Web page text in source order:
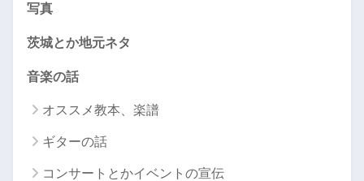
写真
茨城とか地元ネタ
音楽の話
オススメ教本、楽譜
ギターの話
コンサートとかイベントの宣伝